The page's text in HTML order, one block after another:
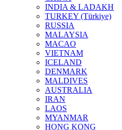
INDIA & LADAKH
TURKEY (Türkiye)
RUSSIA
MALAYSIA
MACAO
VIETNAM
ICELAND
DENMARK
MALDIVES
AUSTRALIA
IRAN
LAOS
MYANMAR
HONG KONG